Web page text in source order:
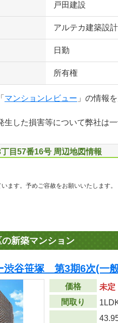
戸田建設
アルテカ建築設
日勤
所有権
マンションレビュー 」の情報
生した損害等について弊社は
目57番16号 周辺地図情報
ます。予めご容赦をお願いいたします。
新築マンション
渋谷笹塚 第3期6次(一
価格
未定
間取り